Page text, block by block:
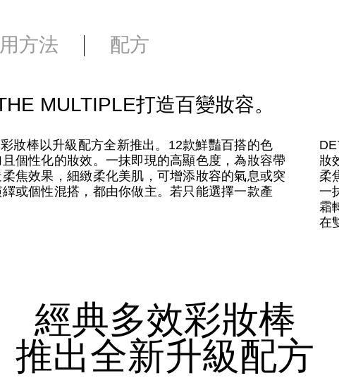
方法 配方
MULTIPLE打造百變妝容。
妝棒以升級配方全新推出。12款鮮豔百搭的色
個性化的妝效。一抹即現的高顯色度，為妝容帶
焦效果，細緻柔化美肌，可增添妝容的氣息或突
或個性混搭，都由你做主。若只能選擇一款產
妝
柔
一
霜
在
經典多效彩妝棒
推出全新升級配方